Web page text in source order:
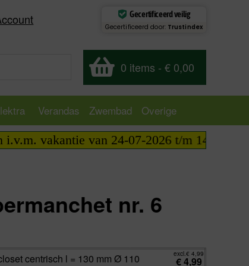
Gecertificeerd veilig
Gecertificeerd door: Trustindex
0 items - € 0,00
Verandas Zwembad
Overige
van 24-07-2026 t/m 14-08-2026
nr. 6
centrisch l = 130 mm Ø 110 excl.€ 4,99
€4,99